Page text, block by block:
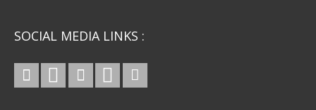
SOCIAL MEDIA LINKS :